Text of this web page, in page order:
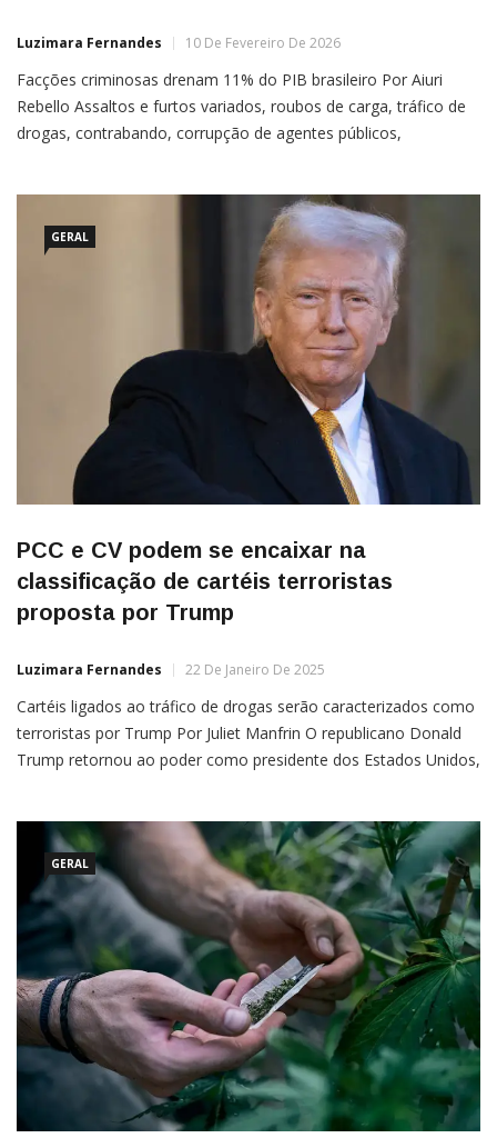
Luzimara Fernandes 10 De Fevereiro De 2026
Facções criminosas drenam 11% do PIB brasileiro Por Aiuri
Rebello Assaltos e furtos variados, roubos de carga, tráfico de
drogas, contrabando, corrupção de agentes públicos,
GERAL
PCC e CV podem se encaixar na
classificação de cartéis terroristas
proposta por Trump
Luzimara Fernandes 22 De Janeiro De 2025
Cartéis ligados ao tráfico de drogas serão caracterizados como
terroristas por Trump Por Juliet Manfrin O republicano Donald
Trump retornou ao poder como presidente dos Estados Unidos,
uma ordem executiva na qual classifica cartéis de drogas, sem
especificar
GERAL